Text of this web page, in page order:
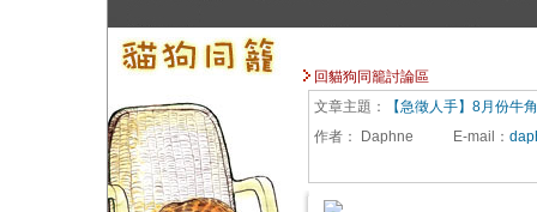
回貓狗同籠討論區
文章主題：
【急徵人手】8月份牛
作者：
Daphne E-mail ：